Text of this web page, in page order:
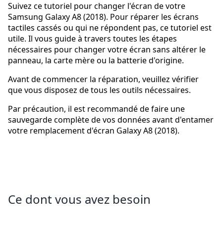
Suivez ce tutoriel pour changer l'écran de votre
Samsung Galaxy A8 (2018). Pour réparer les écrans
tactiles cassés ou qui ne répondent pas, ce tutoriel est
utile. Il vous guide à travers toutes les étapes
nécessaires pour changer votre écran sans altérer le
panneau, la carte mère ou la batterie d'origine.
Avant de commencer la réparation, veuillez vérifier
que vous disposez de tous les outils nécessaires.
Par précaution, il est recommandé de faire une
sauvegarde complète de vos données avant d'entamer
votre remplacement d'écran Galaxy A8 (2018).
Ce dont vous avez besoin